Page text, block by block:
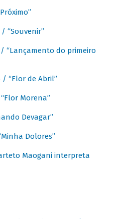
“Souvenir”
/ “Lançamento do primeiro
/ “Flor de Abril”
Morena”
Devagar”
Dolores”
Maogani interpreta